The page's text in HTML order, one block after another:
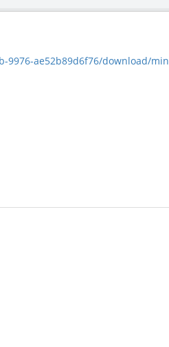
download/mineral_11912.jpg